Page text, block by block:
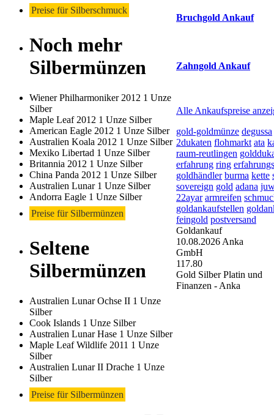
Preise für Silberschmuck
Noch mehr
Silbermünzen
Wiener Philharmoniker 2012 1 Unze
Silber
Maple Leaf 2012 1 Unze Silber
American Eagle 2012 1 Unze Silber
Australien Koala 2012 1 Unze Silber
Mexiko Libertad 1 Unze Silber
Britannia 2012 1 Unze Silber
China Panda 2012 1 Unze Silber
Australien Lunar 1 Unze Silber
Andorra Eagle 1 Unze Silber
Preise für Silbermünzen
Seltene
Silbermünzen
Australien Lunar Ochse II 1 Unze
Silber
Cook Islands 1 Unze Silber
Australien Lunar Hase 1 Unze Silber
Maple Leaf Wildlife 2011 1 Unze
Silber
Australien Lunar II Drache 1 Unze
Silber
Preise für Silbermünzen
Bruchgold Ankauf
Zahngold Ankauf
Alle Ankaufspreise
gold-goldmünze degussa
2dukaten flohmarkt ata
raum-reutlingen
erfahrung ring
goldhändler burma kette
sovereign gold adana
22ayar armreifen
goldankaufstellen
feingold postversand
Goldankauf
10.08.2026 Anka
GmbH
117.80
Gold Silber Platin und
Finanzen - Anka